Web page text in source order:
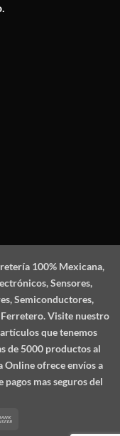
100% Mexicana,
Sensores,
Semiconductores,
Visite nuestro
que tenemos
de 5000 productos al
Online ofrece envíos a
mas seguros del